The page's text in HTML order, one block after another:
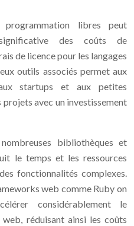
programmation libres peut
des coûts de
de licence pour les langages
outils associés permet aux
startups et aux petites
avec un investissement
bibliothèques et
le temps et les ressources
fonctionnalités complexes.
web comme Ruby on
considérablement le
web, réduisant ainsi les coûts